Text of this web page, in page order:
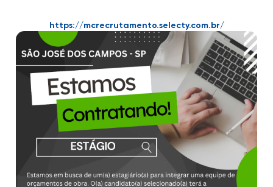
https://mcrecrutamento.selecty.com.br/